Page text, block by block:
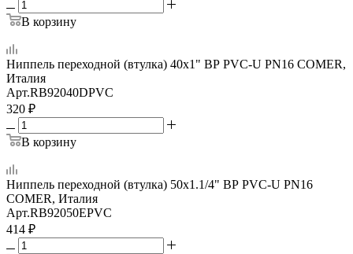
В корзину
Ниппель переходной (втулка) 40x1" ВР PVC-U PN16 COMER,
Италия
Арт.RB92040DPVC
320 ₽
В корзину
Ниппель переходной (втулка) 50x1.1/4" ВР PVC-U PN16
COMER, Италия
Арт.RB92050EPVC
414 ₽